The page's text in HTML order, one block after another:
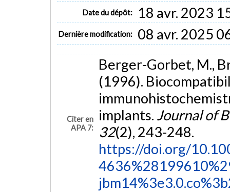
Date du dépôt: 18 avr. 2023
Dernière modification: 08 avr. 2025
Citer en
APA 7:
Berger-Gorbet, M.,
(1996).
implants. Journal of
32(2), 243-248.
https://doi.org/